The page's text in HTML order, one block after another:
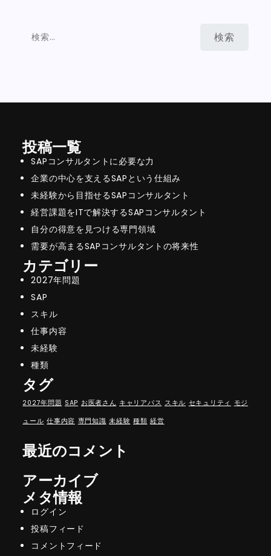
投稿一覧
SAPコンサルタントに必要な力
企業の中心を支えるSAPという仕組み
未経験から目指せるSAPコンサルタント
経営課題をITで解決するSAPコンサルタント
自分の得意を見つける専門領域
需要が高まるSAPコンサルタントの将来性
カテゴリー
2027年問題
SAP
スキル
仕事内容
未経験
種類
タグ
2027年問題 SAP お医者さん キャリアパス スキル セキュリティ モジ
ュール 仕事内容 専門知識 未経験 種類 経営
最近のコメント
アーカイブ
メタ情報
ログイン
投稿フィード
コメントフィード